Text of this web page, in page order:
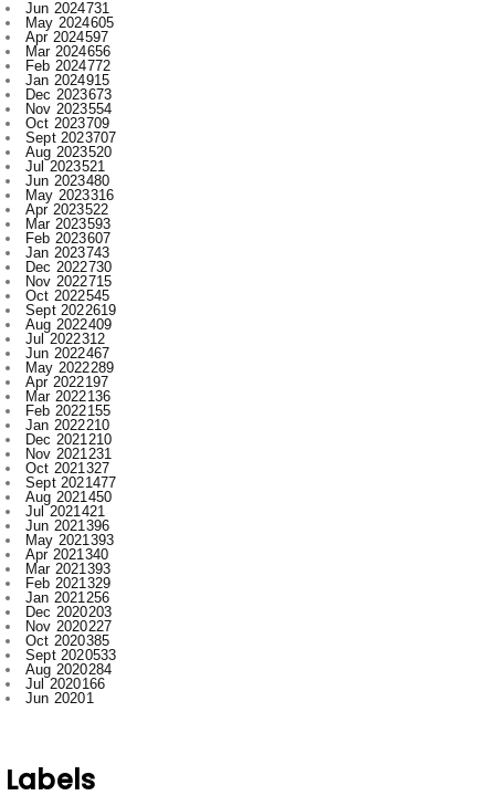
Jan 2024915
Dec 2023673
Nov 2023554
Oct 2023709
Sept 2023707
Aug 2023520
Jul 2023521
Jun 2023480
May 2023316
Apr 2023522
Mar 2023593
Feb 2023607
Jan 2023743
Dec 2022730
Nov 2022715
Oct 2022545
Sept 2022619
Aug 2022409
Jul 2022312
Jun 2022467
May 2022289
Apr 2022197
Mar 2022136
Feb 2022155
Jan 2022210
Dec 2021210
Nov 2021231
Oct 2021327
Sept 2021477
Aug 2021450
Jul 2021421
Jun 2021396
May 2021393
Apr 2021340
Mar 2021393
Feb 2021329
Jan 2021256
Dec 2020203
Nov 2020227
Oct 2020385
Sept 2020533
Aug 2020284
Jul 2020166
Jun 20201
Ambagarh
Ambagarh Chauki